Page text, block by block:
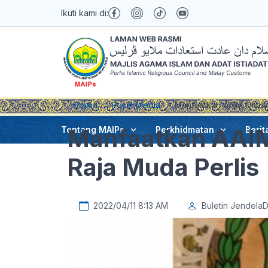
Ikuti kami di:
Tentang MAIPs Perkhidmatan
Utama Pusat Media Manfaatkan AAIM
Manfaatkan
Raja Muda Perlis
2022/04/11 8:13 AM Buletin